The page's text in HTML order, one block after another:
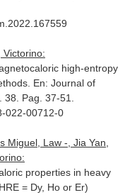
Victorino:
high-entropy
En: Journal of
38. Pag. 37-51.
022-00712-0
Miguel, Law -, Jia Yan,
properties in heavy
= Dy, Ho or Er)